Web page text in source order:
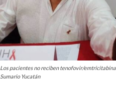
Los pacientes no reciben tenofovir/
Sumario Yucatán